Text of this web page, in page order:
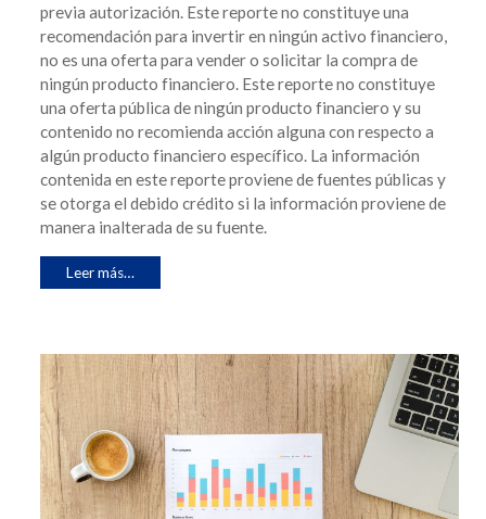
previa autorización. Este reporte no constituye una
recomendación para invertir en ningún activo financiero,
no es una oferta para vender o solicitar la compra de
ningún producto financiero. Este reporte no constituye
una oferta pública de ningún producto financiero y su
contenido no recomienda acción alguna con respecto a
algún producto financiero específico. La información
contenida en este reporte proviene de fuentes públicas y
se otorga el debido crédito si la información proviene de
manera inalterada de su fuente.
Leer más…